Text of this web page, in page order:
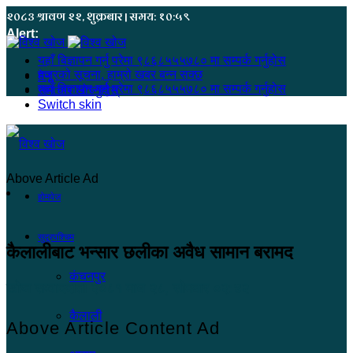
२०८३ श्रावण २२, शुक्रबार | समय: १०:५९
Alert:
यहाँ बिज्ञापन गर्नु परेमा ९८६८५५५७८० मा सम्पर्क गर्नुहोस
हजुरको सूचना, हाम्रो खबर बन्न सक्छ
यहाँ बिज्ञापन गर्नु परेमा ९८६८५५५७८० मा सम्पर्क गर्नुहोस
मेनू
समाचार खोज्नुहोस्
Switch skin
होमपेज
सुदूरपश्चिम
कंचनपुर
कैलाली
Above Article Ad
कैलालीबाट भन्सार छलीका अवैध सामान बरामद
२०८१ माघ २८, सोमबार ०२:४२
Above Article Content Ad